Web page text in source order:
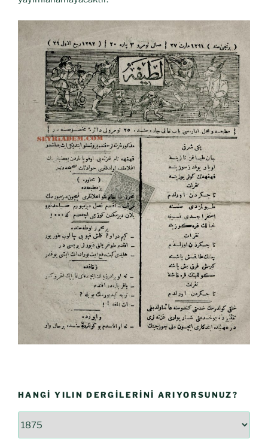
HANGI YILIN DERGILERINI ARIYORSUNUZ?